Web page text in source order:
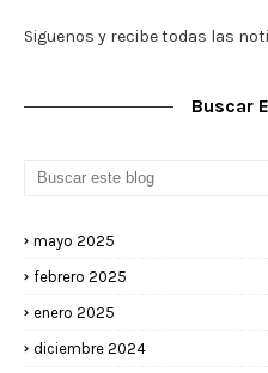
Siguenos y recibe todas las
Buscar
mayo 2025
febrero 2025
enero 2025
diciembre 2024